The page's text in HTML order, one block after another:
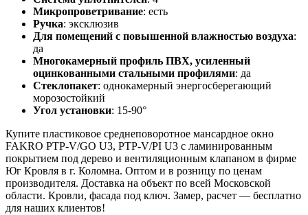
Микропроветривание: есть
Ручка: эксклюзив
Для помещений с повышенной влажностью воздуха:
да
Многокамерный профиль ПВХ, усиленный
оцинкованными стальными профилями: да
Стеклопакет: однокамерный энергосберегающий
морозостойкий
Угол установки: 15-90°
Купите пластиковое среднеповоротное мансардное окно
FAKRO PTP-V/GO U3, PTP-V/PI U3 с ламинированным
покрытием под дерево и вентиляционным клапаном в фирме
Юг Кровля в г. Коломна. Оптом и в розницу по ценам
производителя. Доставка на объект по всей Московской
области. Кровли, фасада под ключ. Замер, расчет — бесплатно
для наших клиентов!